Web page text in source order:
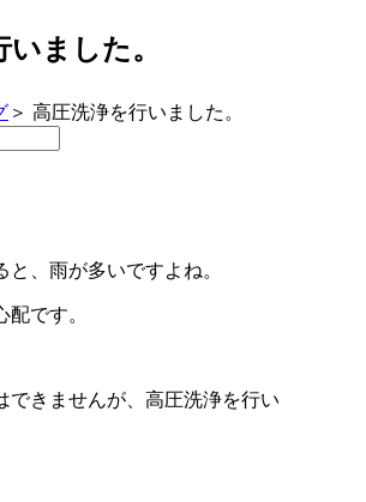
ました。
＞ 高圧洗浄を行いました。
、雨が多いですよね。
です。
できませんが、高圧洗浄を行い